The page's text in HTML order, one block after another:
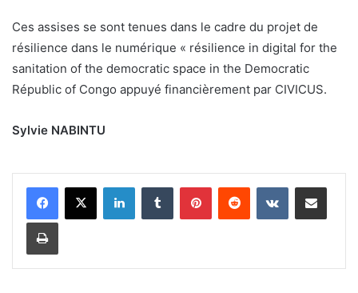
Ces assises se sont tenues dans le cadre du projet de
résilience dans le numérique « résilience in digital for the
sanitation of the democratic space in the Democratic
Républic of Congo appuyé financièrement par CIVICUS.
Sylvie NABINTU